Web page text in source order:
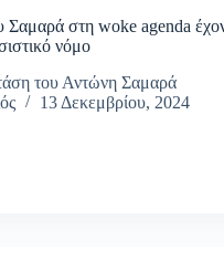
στη woke agenda
νόμο
του Αντώνη Σαμαρά
13 Δεκεμβρίου, 2024